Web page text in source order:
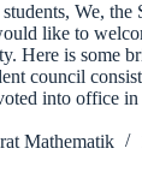
We, the
like to
Here is some
council
into office in
Mathematik